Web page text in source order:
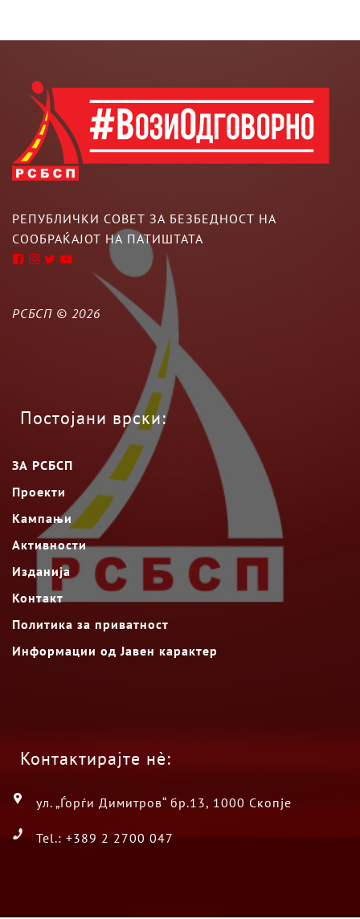
РЕПУБЛИЧКИ СОВЕТ ЗА БЕЗБЕДНОСТ НА
СООБРАЌАЈОТ НА ПАТИШТАТА
РСБСП © 2026
Постојани врски:
ЗА РСБСП
Проекти
Кампањи
Активности
Изданија
Контакт
Политика за приватност
Информации од Јавен карактер
Контактирајте нè:
ул. „Ѓорѓи Димитров“ бр.13, 1000 Скопје
Tel.: +389 2 2700 047